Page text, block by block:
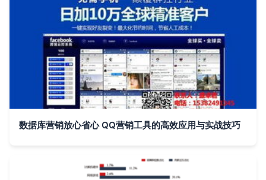
数据库营销放心省心 QQ营销工具的高效应用与实战技巧